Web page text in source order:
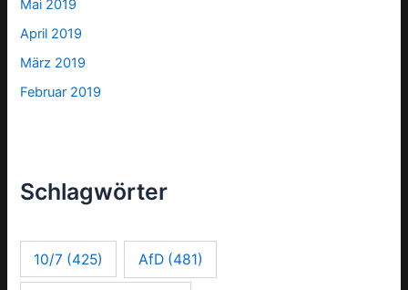
Mai 2019
April 2019
März 2019
Februar 2019
Schlagwörter
10/7 (425) AfD(481)